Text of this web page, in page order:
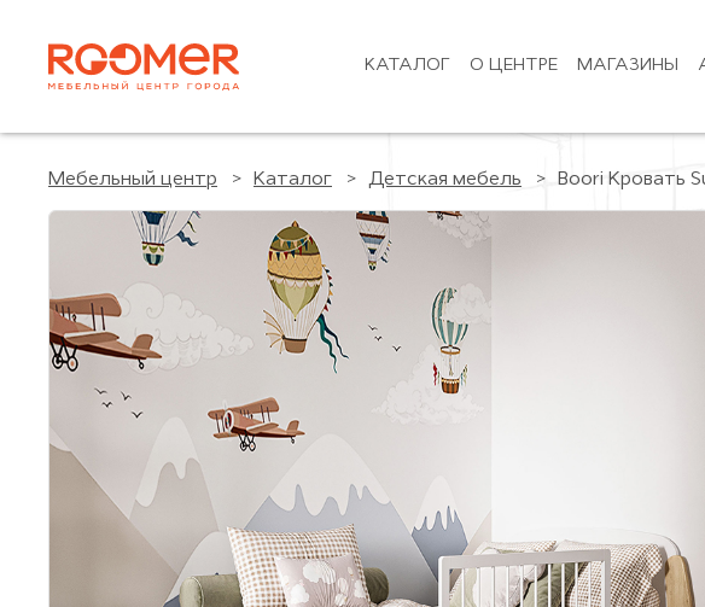
КАТАЛОГ О ЦЕНТРЕ МАГАЗИНЫ
Мебельный центр Каталог Детская мебель Boori Кровать